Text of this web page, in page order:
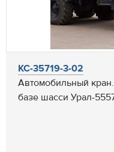
КС-35719-3-02
Автомобильный
базе шасси Урал-